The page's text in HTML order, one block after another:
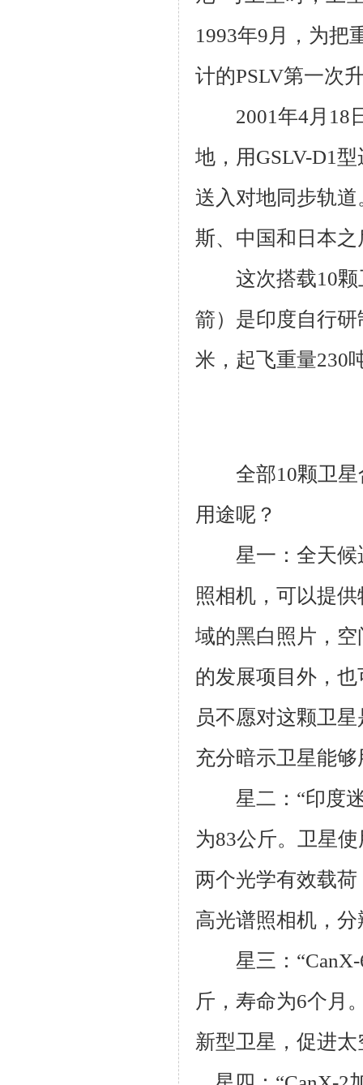
1993年9月，为把
计的PSLV第一次
2001年4月 18
地，用GSLV-D1型
送入对地同步轨
斯、中国和日本
这次搭载10颗
箭）是印度自行
米，起飞重量230
全部10颗卫
用途呢？
星一：全天候
照相机，可以提
域的黑白照片，
的发展项目外，
员不愿对这颗卫
充分暗示卫星能
星二：“印度迷
为83公斤。卫星
两个光学有效载
高光谱照相机，
星三：“
斤，寿命为6个月
新型卫星，促进